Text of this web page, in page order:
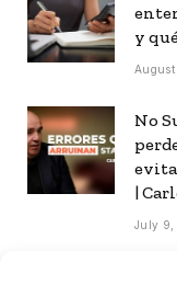
y
August
No
|
July 9,
No